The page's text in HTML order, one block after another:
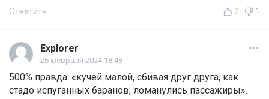
Ответить 2 1
Explorer
26 февраля 2024 18:48
500% правда: «кучей малой, сбивая друг друга, как
стадо испуганных баранов, ломанулись пассажиры».